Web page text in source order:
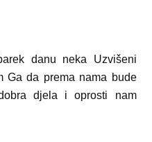
danu neka Uzvišeni
Ga da prema nama bude
djela i oprosti nam